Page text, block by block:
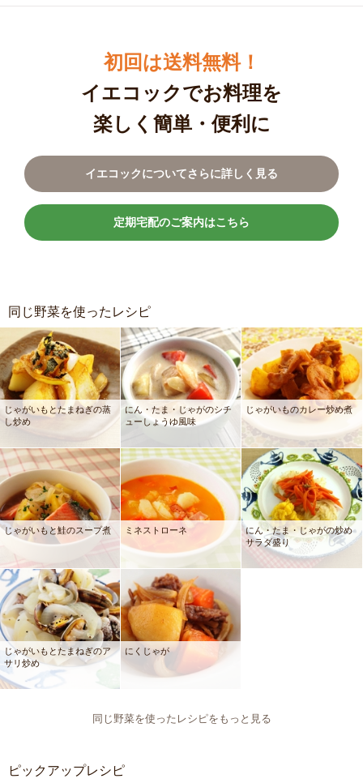
初回は送料無料！
イエコックでお料理を
楽しく簡単・便利に
イエコックについてさらに詳しく見る
定期宅配のご案内はこちら
同じ野菜を使ったレシピ
じゃがいもとたまねぎの蒸
し炒め
にん・たま・じゃがのシチ
ューしょうゆ風味
じゃがいものカレー炒め煮
じゃがいもと鮭のスープ煮 ミネストローネ
にん・たま・じゃがの炒め
サラダ盛り
じゃがいもとたまねぎのア
サリ炒め
にくじゃが
同じ野菜を使ったレシピをもっと見る
ピックアップレシピ